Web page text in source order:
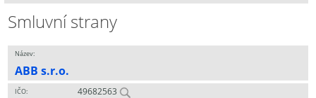
Smluvní strany
Název:
ABB s.r.o.
IČO: 49682563